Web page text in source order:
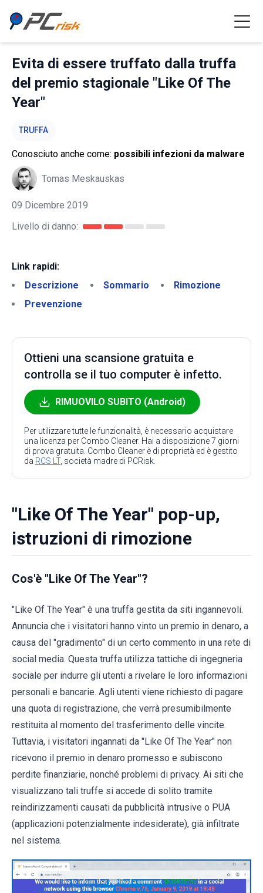
Evita di essere truffato dalla truffa
del premio stagionale "Like Of The
Year"
TRUFFA
Conosciuto anche come: possibili infezioni da malware
Tomas Meskauskas
09 Dicembre 2019
Livello di danno:
Link rapidi:
Descrizione
Sommario
Rimozione
Prevenzione
Ottieni una scansione gratuita e
controlla se il tuo computer è infetto.
RIMUOVILO SUBITO (Android)
Per utilizzare tutte le funzionalità, è necessario acquistare
una licenza per Combo Cleaner. Hai a disposizione 7 giorni
di prova gratuita. Combo Cleaner è di proprietà ed è gestito
da RCS LT, società madre di PCRisk.
"Like Of The Year" pop-up,
istruzioni di rimozione
Cos'è "Like Of The Year"?
"Like Of The Year" è una truffa gestita da siti ingannevoli.
Annuncia che i visitatori hanno vinto un premio in denaro, a
causa del "gradimento" di un certo commento in una rete di
social media. Questa truffa utilizza tattiche di ingegneria
sociale per indurre gli utenti a rivelare le loro informazioni
personali e bancarie. Agli utenti viene richiesto di pagare
una quota di registrazione, che verrà presumibilmente
restituita al momento del trasferimento delle vincite.
Tuttavia, i visitatori ingannati da "Like Of The Year" non
ricevono il premio in denaro promesso e subiscono
perdite finanziarie, nonché problemi di privacy. Ai siti che
visualizzano tali truffe si accede di solito tramite
reindirizzamenti causati da pubblicità intrusive o PUA
(applicazioni potenzialmente indesiderate), già infiltrate
nel sistema.